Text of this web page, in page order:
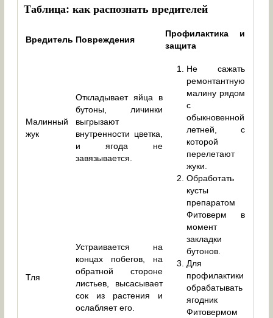
Таблица: как распознать вредителей
Вредитель Повреждения
Профилактика и
защита
Малинный
жук
Откладывает яйца в
бутоны, личинки
выгрызают
внутренности цветка,
и ягода не
завязывается.
Не сажать
ремонтантную
малину рядом
с
обыкновенной
летней, с
которой
перелетают
жуки.
Обработать
кусты
препаратом
Фитоверм в
момент
закладки
бутонов.
Для
профилактики
обрабатывать
ягодник
Фитовермом
Тля
Устраивается на
концах побегов, на
обратной стороне
листьев, высасывает
сок из растения и
ослабляет его.